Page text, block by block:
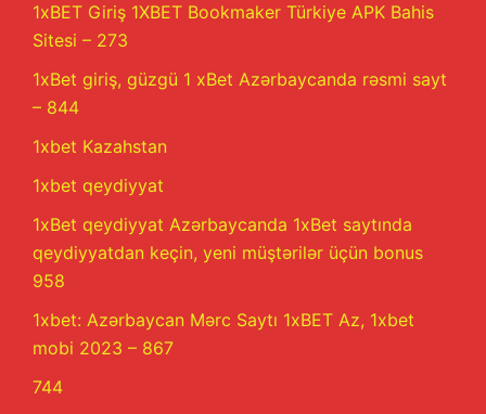
1xBET Giriş 1XBET Bookmaker Türkiye APK Bahis
Sitesi – 273
1xBet giriş, güzgü 1 xBet Azərbaycanda rəsmi sayt
– 844
1xbet Kazahstan
1xbet qeydiyyat
1xBet qeydiyyat Azərbaycanda 1xBet saytında
qeydiyyatdan keçin, yeni müştərilər üçün bonus
958
1xbet: Azərbaycan Mərc Saytı 1xBET Az, 1xbet
mobi 2023 – 867
744